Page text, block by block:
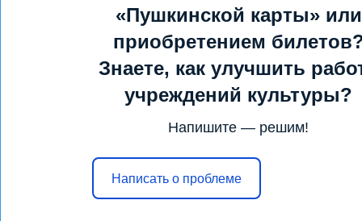
«Пушкинской карты» или
приобретением
Знаете, как улучшить
учреждений культуры?
Напишите — решим!
Написать о проблеме